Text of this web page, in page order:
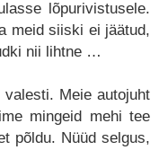
lõpurivistusele.
meid siiski ei jäätud,
nii lihtne …
Meie autojuht
mingeid mehi tee
põldu. Nüüd selgus,